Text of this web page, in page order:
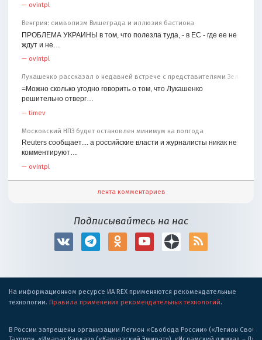
— ovintpl
Венгрия: символизм Вишеграда и иллюзия бастиона
ПРОБЛЕМА УКРАИНЫ в том, что полезла туда, - в ЕС - где ее не
ждут и не…
— ovintpl
Лукашенко рассказал о недавней встрече с представителями
=Можно сколько угодно говорить о том, что Лукашенко
решительно отверг…
—timev
Московский НПЗ будет остановлен минимум на полгода
Reuters сообщает.... а российские власти и журналисты никак не
комментируют…
— ovintpl
лента комментариев
Подписывайтесь на нас
На информационном ресурсе ИА REX применяются рекомендательные
технологии. Правила применения рекомендательных технологий.
В России запрещены организации Легион «Свобода России» («Легион